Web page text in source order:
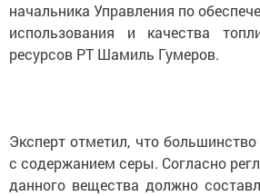
начальника Управления по
использования и качества
ресурсов РТ Шамиль Гумеров.
Эксперт отметил, что
с содержанием серы. Согласно
данного вещества должно